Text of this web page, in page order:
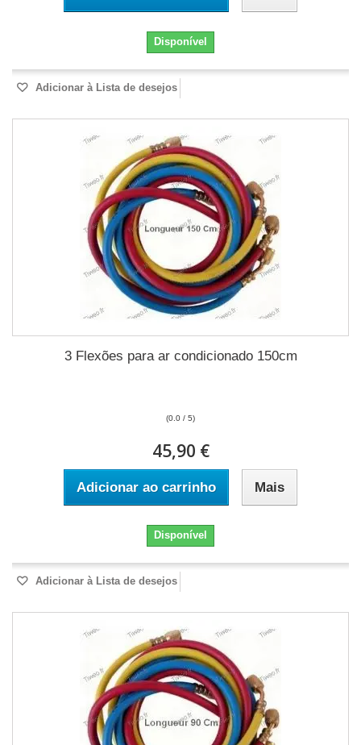
Disponível
Adicionar à Lista de desejos
3 Flexões para ar condicionado 150cm
(0.0 / 5)
45,90 €
Adicionar ao carrinho Mais
Disponível
Adicionar à Lista de desejos